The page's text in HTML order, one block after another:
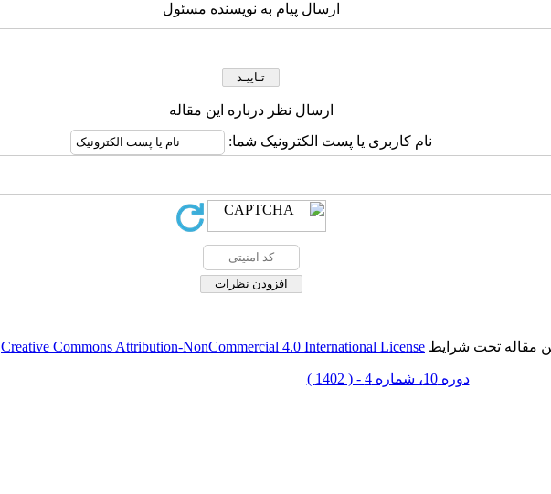
ارسال پیام به نویسنده مسئول
ارسال نظر درباره این مقاله
نام کاربری یا پست الکترونیک شما:
مقاله تحت شرایط Creative Commons Attribution-NonCommercial 4.0 International License
دوره 10، شماره 4 - ( 1402 )